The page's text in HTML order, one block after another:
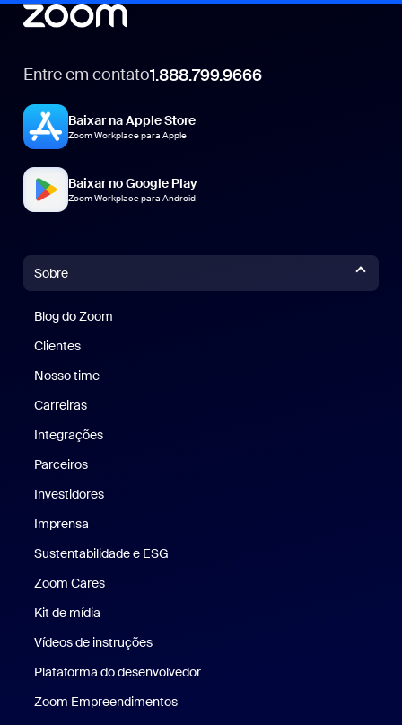
Entre em contato1.888.799.9666
Baixar na Apple Store
Zoom Workplace para Apple
Baixar no Google Play
Zoom Workplace para Android
Sobre
Blog do Zoom
Clientes
Nosso time
Carreiras
Integrações
Parceiros
Investidores
Imprensa
Sustentabilidade e ESG
Zoom Cares
Kit de mídia
Vídeos de instruções
Plataforma do desenvolvedor
Zoom Empreendimentos